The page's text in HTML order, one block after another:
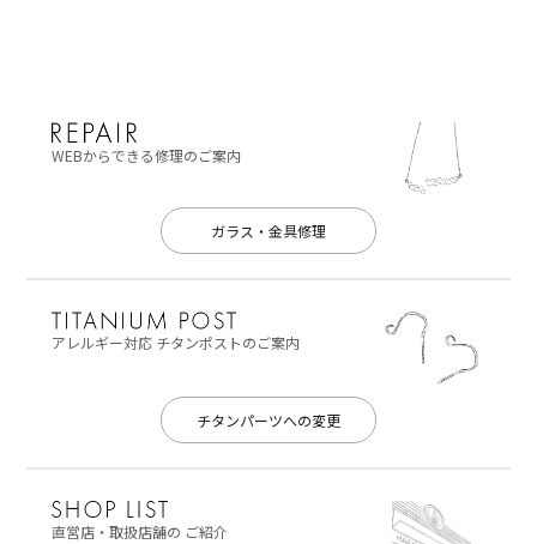
WEBからできる修理のご案内
ガラス・金具修理
アレルギー対応チタンポストのご案内
チタンパーツへの変更
直営店・取扱店舗の ご紹介